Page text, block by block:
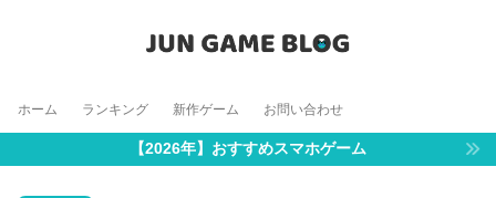
ホーム ランキング 新作ゲーム お問い合わせ
【2026年】おすすめスマホゲーム